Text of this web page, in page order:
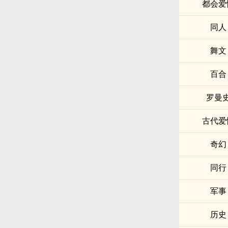
都会
同人
舞文
百合
罗曼
古代
奇幻
同行
军事
历史